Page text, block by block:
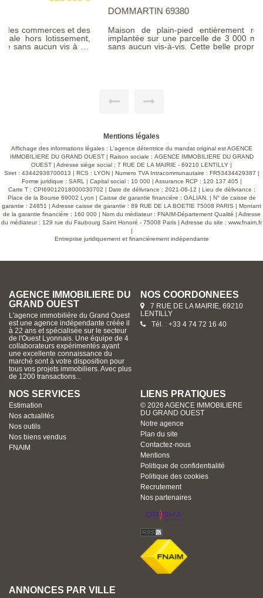
Maison de plain-pied entièrement rénovée de 246 m²,
implantée sur une parcelle de 3 000 m² au calme absolu et
sans aucun vis-à-vis. Cette belle propriété se compose d'un
11,29 m²) dont une suite parentale ( 14,12 m² ) . Une salle
m²/13,45 M²), une salle d'eau avec wc séparé et une vaste
pièce de 17 m² ( salle de sport, séjour,bureau...) le tout
communiquant sur la terrasse et la piscine. Exposition plein
sud offrant une belle luminosité tout au long de la journée.
Terrasse donnant sur l'extérieur avec jacuzzi et espace
détente. Une cuisine d été complète cette belle propriété
familiale sans aucun vis à vis. Garage double ( 51 m²) et
cave semi-enterrée. Photos d ameublement en IA.
Mentions légales
Affichage des informations légales : L'agence détentrice du mandat original est AGENCE
IMMOBILIERE DU GRAND OUEST | Raison sociale : AGENCE IMMOBILIERE DU GRAND
OUEST | Adresse siège social : 7 RUE DE LA MAIRIE - 69210 LENTILLY |
Siret : 43442938700013 | RCS : LYON | Numero TVA Intracommunautaire : FR53434429387 |
Forme juridique : SARL | Capital social : 10 000 | Assurance RCP : 120 137 405 |
Carte T : CPI69012018000030702 | Date de délivrance : 2021-06-12 | Lieu de délivrance :
Place de la Bourse 69002 Lyon | Caisse de garantie financière : GALIAN. | N° de caisse de
garantie : 24851 | Adresse caisse de garantie : 89 RUE DE LA BOETIE 75008 PARIS | Montant
de la garantie financière : 160 000 | Nom du médiateur : FNAIM-Département Qualité | Adresse
du médiateur : 129 rue du Faubourg Saint Honoré - 75008 Paris | Adresse du site : www.fnaim.fr
Entreprise juridiquement et financièrement indépendante
AGENCE IMMOBILIERE DU
GRAND OUEST
L'agence immobiliére du Grand Ouest
est une agence indépendante créée il
à 22 ans et spécialisée sur le secteur
de l'Ouest Lyonnais. Une équipe de 4
collaborateurs expérimentés ayant
une excellente connaissance du
marché sont à votre disposition pour
tous vos projets immobiliers. Avec plus
de 1200 transactions...
NOS COORDONNÉES
7 RUE DE LA MAIRIE, 69210
LENTILLY
Tél. : +33 4 74 72 16 40
NOS SERVICES
Estimation
Nos actualités
Nos outils
Nos biens vendus
FNAIM
LIENS PRATIQUES
© 2026 AGENCE IMMOBILIERE
DU GRAND OUEST
Notre agence
Plan du site
Contactez-nous
Mentions
Politique de confidentialité
Politique des cookies
Recrutement
Nos partenaires
ANNONCES PAR VILLE